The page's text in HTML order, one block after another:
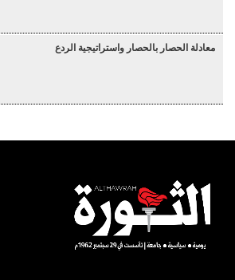
معادلة الحصار بالحصار واستراتيجية الردع